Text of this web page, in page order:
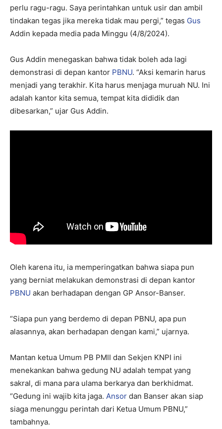
perlu ragu-ragu. Saya perintahkan untuk usir dan ambil
tindakan tegas jika mereka tidak mau pergi,” tegas Gus
Addin kepada media pada Minggu (4/8/2024).
Gus Addin menegaskan bahwa tidak boleh ada lagi
demonstrasi di depan kantor PBNU. “Aksi kemarin harus
menjadi yang terakhir. Kita harus menjaga muruah NU. Ini
adalah kantor kita semua, tempat kita dididik dan
dibesarkan,” ujar Gus Addin.
Oleh karena itu, ia memperingatkan bahwa siapa pun
yang berniat melakukan demonstrasi di depan kantor
PBNU akan berhadapan dengan GP Ansor-Banser.
“Siapa pun yang berdemo di depan PBNU, apa pun
alasannya, akan berhadapan dengan kami,” ujarnya.
Mantan ketua Umum PB PMII dan Sekjen KNPI ini
menekankan bahwa gedung NU adalah tempat yang
sakral, di mana para ulama berkarya dan berkhidmat.
“Gedung ini wajib kita jaga. Ansor dan Banser akan siap
siaga menunggu perintah dari Ketua Umum PBNU,”
tambahnya.